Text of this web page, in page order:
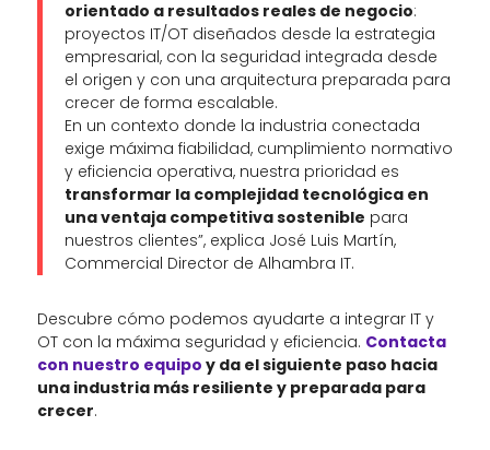
orientado a resultados reales de negocio:
proyectos IT/OT diseñados desde la estrategia
empresarial, con la seguridad integrada desde
el origen y con una arquitectura preparada para
crecer de forma escalable.
En un contexto donde la industria conectada
exige máxima fiabilidad, cumplimiento normativo
y eficiencia operativa, nuestra prioridad es
transformar la complejidad tecnológica en
una ventaja competitiva sostenible para
nuestros clientes”, explica José Luis Martín,
Commercial Director de Alhambra IT.
Descubre cómo podemos ayudarte a integrar IT y
OT con la máxima seguridad y eficiencia. Contacta
con nuestro equipo y da el siguiente paso hacia
una industria más resiliente y preparada para
crecer.